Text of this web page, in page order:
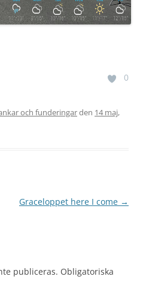
0
och funderingarden 14 maj,
Graceloppet here I come →
publiceras. Obligatoriska